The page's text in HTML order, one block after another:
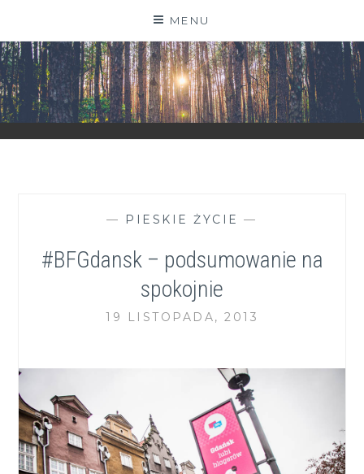
content
MENU
ZGRANESTADO.PL
FOTOGRAFICZNE ZAPISKI DNIA CODZIENNEGO
— PIESKIE ŻYCIE —
#BFGdansk – podsumowanie na
spokojnie
19 LISTOPADA, 2013